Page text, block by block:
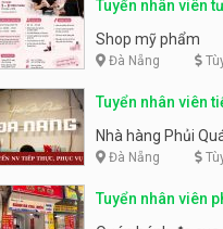
Tuyển nhân viên
phẩm
Shop mỹ phẩm
Đà Nẵng
Tuyển nhân viên
Nhà hàng Phủi
Đà Nẵng
Tuyển nhân viên